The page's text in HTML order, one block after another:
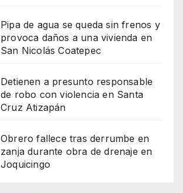
Pipa de agua se queda sin frenos y
provoca daños a una vivienda en
San Nicolás Coatepec
Detienen a presunto responsable
de robo con violencia en Santa
Cruz Atizapán
Obrero fallece tras derrumbe en
zanja durante obra de drenaje en
Joquicingo